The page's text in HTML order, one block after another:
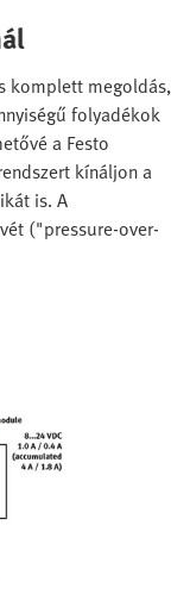
komplett megoldás,
folyadékok
a Festo
kínáljon a
is. A
("pressure-over-